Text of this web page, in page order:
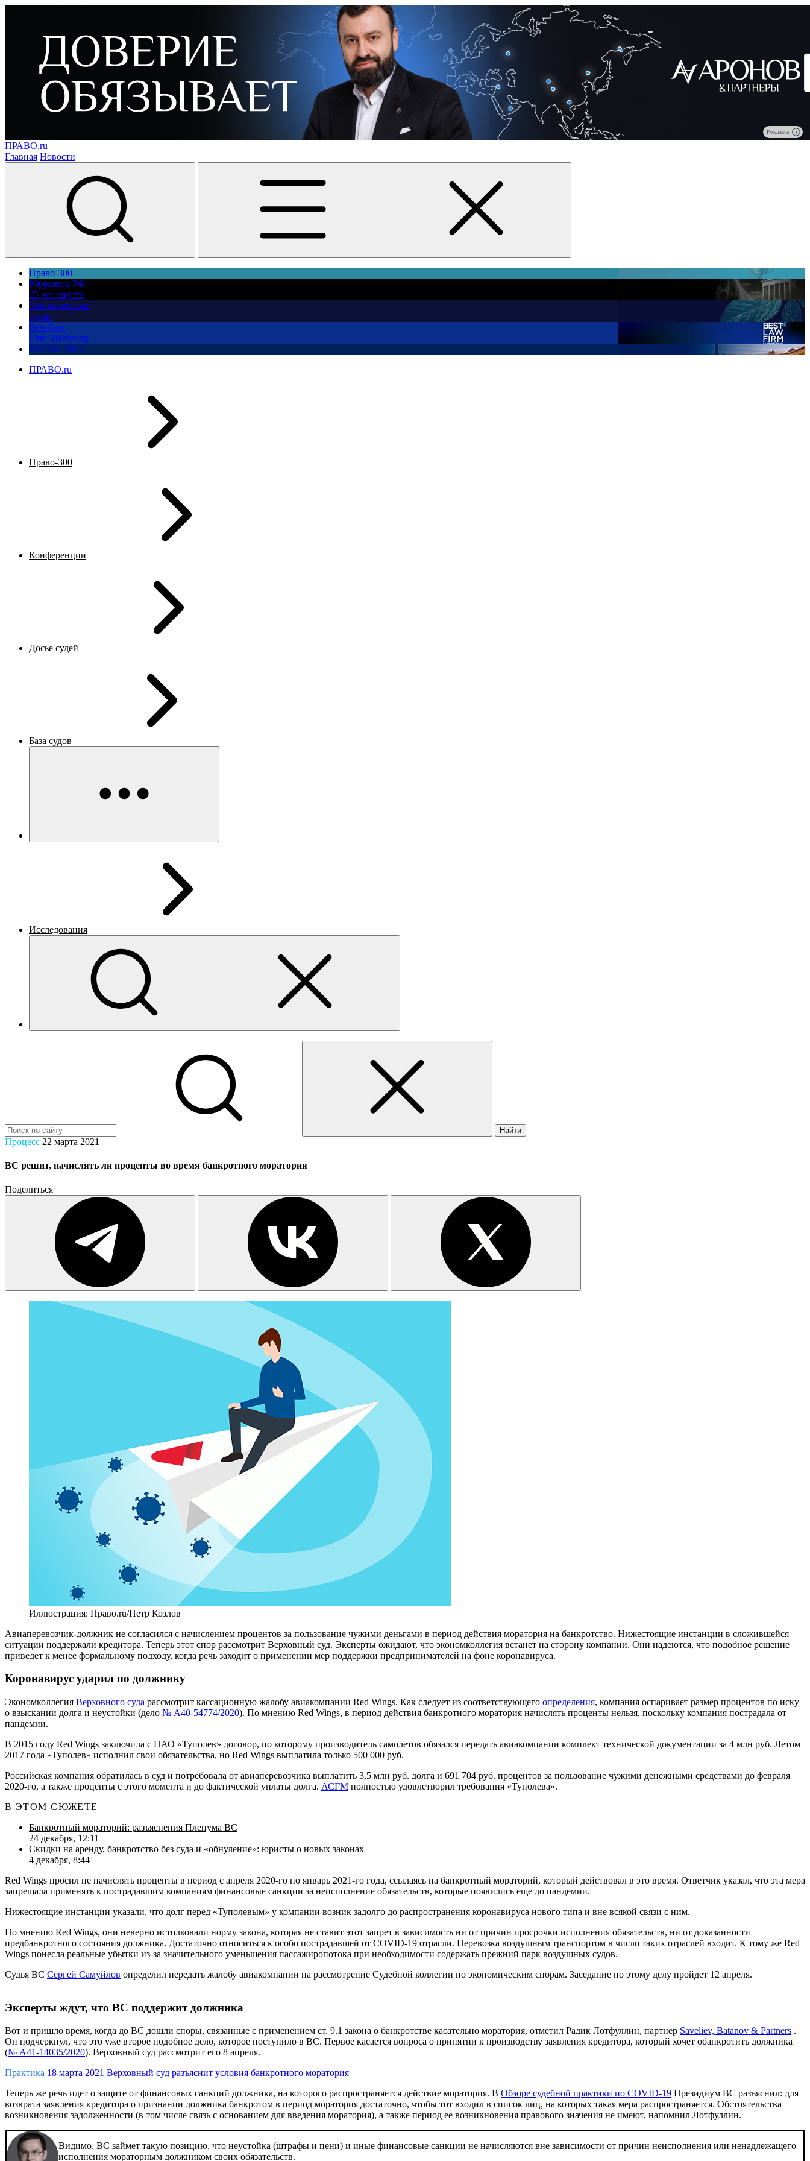
Реклама
ПРАВО.ru
Главная Новости
Право-300
Юррынок РФ:
35 лет спустя
Экологическое
право
Best Law
Firm Marketing
ПМЮФ 2026
ПРАВО.ru
Право-300
Конференции
Досье судей
База судов
Исследования
Найти
Процесс 22 марта 2021
ВС решит, начислять ли проценты во время банкротного моратория
Поделиться
Иллюстрация: Право.ru/Петр Козлов
Авиаперевозчик-должник не согласился с начислением процентов за пользование чужими деньгами в период действия моратория на банкротство. Нижестоящие инстанции в сложившейся
ситуации поддержали кредитора. Теперь этот спор рассмотрит Верховный суд. Эксперты ожидают, что экономколлегия встанет на сторону компании. Они надеются, что подобное решение
приведет к менее формальному подходу, когда речь заходит о применении мер поддержки предпринимателей на фоне коронавируса.
Коронавирус ударил по должнику
Экономколлегия Верховного суда рассмотрит кассационную жалобу авиакомпании Red Wings. Как следует из соответствующего определения, компания оспаривает размер процентов по иску
о взыскании долга и неустойки (дело № А40-54774/2020). По мнению Red Wings, в период действия банкротного моратория начислять проценты нельзя, поскольку компания пострадала от
пандемии.
В 2015 году Red Wings заключила с ПАО «Туполев» договор, по которому производитель самолетов обязался передать авиакомпании комплект технической документации за 4 млн руб. Летом
2017 года «Туполев» исполнил свои обязательства, но Red Wings выплатила только 500 000 руб.
Российская компания обратилась в суд и потребовала от авиаперевозчика выплатить 3,5 млн руб. долга и 691 704 руб. процентов за пользование чужими денежными средствами до февраля
2020-го, а также проценты с этого момента и до фактической уплаты долга. АСГМ полностью удовлетворил требования «Туполева».
В ЭТОМ СЮЖЕТЕ
Банкротный мораторий: разъяснения Пленума ВС
24 декабря, 12:11
Скидки на аренду, банкротство без суда и «обнуление»: юристы о новых законах
4 декабря, 8:44
Red Wings просил не начислять проценты в период с апреля 2020-го по январь 2021-го года, ссылаясь на банкротный мораторий, который действовал в это время. Ответчик указал, что эта мера
запрещала применять к пострадавшим компаниям финансовые санкции за неисполнение обязательств, которые появились еще до пандемии.
Нижестоящие инстанции указали, что долг перед «Туполевым» у компании возник задолго до распространения коронавируса нового типа и вне всякой связи с ним.
По мнению Red Wings, они неверно истолковали норму закона, которая не ставит этот запрет в зависимость ни от причин просрочки исполнения обязательств, ни от доказанности
предбанкротного состояния должника. Достаточно относиться к особо пострадавшей от COVID-19 отрасли. Перевозка воздушным транспортом в число таких отраслей входит. К тому же Red
Wings понесла реальные убытки из-за значительного уменьшения пассажиропотока при необходимости содержать прежний парк воздушных судов.
Судья ВС Сергей Самуйлов определил передать жалобу авиакомпании на рассмотрение Судебной коллегии по экономическим спорам. Заседание по этому делу пройдет 12 апреля.
Эксперты ждут, что ВС поддержит должника
Вот и пришло время, когда до ВС дошли споры, связанные с применением ст. 9.1 закона о банкротстве касательно моратория, отметил Радик Лотфуллин, партнер Saveliev, Batanov & Partners .
Он подчеркнул, что это уже второе подобное дело, которое поступило в ВС. Первое касается вопроса о принятии к производству заявления кредитора, который хочет обанкротить должника
(№ А41-14035/2020). Верховный суд рассмотрит его 8 апреля.
Практика 18 марта 2021 Верховный суд разъяснит условия банкротного моратория
Теперь же речь идет о защите от финансовых санкций должника, на которого распространяется действие моратория. В Обзоре судебной практики по COVID-19 Президиум ВС разъяснил: для
возврата заявления кредитора о признании должника банкротом в период моратория достаточно, чтобы тот входил в список лиц, на которых такая мера распространяется. Обстоятельства
возникновения задолженности (в том числе связь с основанием для введения моратория), а также период ее возникновения правового значения не имеют, напомнил Лотфуллин.
Видимо, ВС займет такую позицию, что неустойка (штрафы и пени) и иные финансовые санкции не начисляются вне зависимости от причин неисполнения или ненадлежащего
исполнения мораторным должником своих обязательств.